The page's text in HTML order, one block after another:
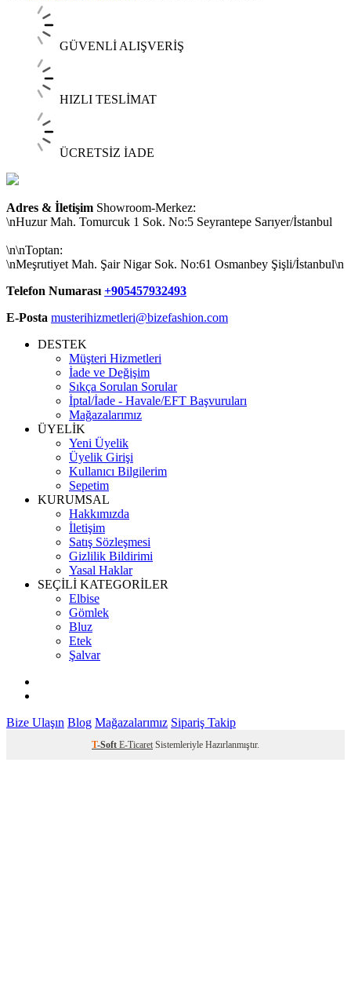
GÜVENLİ ALIŞVERİŞ
HIZLI TESLİMAT
ÜCRETSİZ İADE
Adres & İletişim Showroom-Merkez:
\nHuzur Mah. Tomurcuk 1 Sok. No:5 Seyrantepe Sarıyer/İstanbul
\n\nToptan:
\nMeşrutiyet Mah. Şair Nigar Sok. No:61 Osmanbey Şişli/İstanbul\n
Telefon Numarası +905457932493
E-Posta musterihizmetleri@bizefashion.com
DESTEK
Müşteri Hizmetleri
İade ve Değişim
Sıkça Sorulan Sorular
İptal/İade - Havale/EFT Başvuruları
Mağazalarımız
ÜYELİK
Yeni Üyelik
Üyelik Girişi
Kullanıcı Bilgilerim
Sepetim
KURUMSAL
Hakkımızda
İletişim
Satış Sözleşmesi
Gizlilik Bildirimi
Yasal Haklar
SEÇİLİ KATEGORİLER
Elbise
Gömlek
Bluz
Etek
Şalvar
Bize Ulaşın Blog Mağazalarımız Sipariş Takip
T-Soft E-Ticaret Sistemleriyle Hazırlanmıştır.